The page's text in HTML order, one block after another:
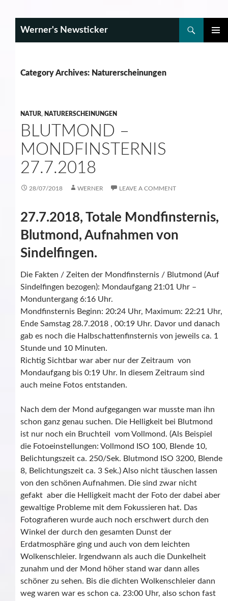
Werner's Newsticker
Category Archives: Naturerscheinungen
NATUR, NATURERSCHEINUNGEN
BLUTMOND –
MONDFINSTERNIS
27.7.2018
28/07/2018 WERNER LEAVE A COMMENT
27.7.2018, Totale Mondfinsternis,
Blutmond, Aufnahmen von
Sindelfingen.
Die Fakten / Zeiten der Mondfinsternis / Blutmond (Auf
Sindelfingen bezogen): Mondaufgang 21:01 Uhr –
Monduntergang 6:16 Uhr.
Mondfinsternis Beginn: 20:24 Uhr, Maximum: 22:21 Uhr,
Ende Samstag 28.7.2018 , 00:19 Uhr. Davor und danach
gab es noch die Halbschattenfinsternis von jeweils ca. 1
Stunde und 10 Minuten.
Richtig Sichtbar war aber nur der Zeitraum von
Mondaufgang bis 0:19 Uhr. In diesem Zeitraum sind
auch meine Fotos entstanden.
Nach dem der Mond aufgegangen war musste man ihn
schon ganz genau suchen. Die Helligkeit bei Blutmond
ist nur noch ein Bruchteil vom Vollmond. (Als Beispiel
die Fotoeinstellungen: Vollmond ISO 100, Blende 10,
Belichtungszeit ca. 250/Sek. Blutmond ISO 3200, Blende
8, Belichtungszeit ca. 3 Sek.) Also nicht täuschen lassen
von den schönen Aufnahmen. Die sind zwar nicht
gefakt aber die Helligkeit macht der Foto der dabei aber
gewaltige Probleme mit dem Fokussieren hat. Das
Fotografieren wurde auch noch erschwert durch den
Winkel der durch den gesamten Dunst der
Erdatmosphäre ging und auch von dem leichten
Wolkenschleier. Irgendwann als auch die Dunkelheit
zunahm und der Mond höher stand war dann alles
schöner zu sehen. Bis die dichten Wolkenschleier dann
weg waren war es schon ca. 23:00 Uhr, also schon fast